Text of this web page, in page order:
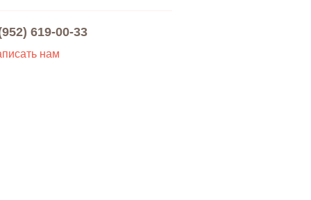
рублей.
рублей.
от загруженности
просим уточнять у
619-00-33
нам